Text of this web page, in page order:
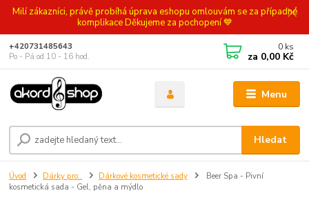
Milí zákazníci, právě probíhá úprava eshopu omlouvám se za případné
komplikace Děkujeme za pochopení 💙
Menu
Hledat
+420731485643
Po - Pá od 10 - 16 hod.
0 ks
za 0,00 Kč
Úvod Dárky pro.. Dárkové kosmetické sady
Beer Spa - Pivní
kosmetická sada - Gel, pěna a mýdlo